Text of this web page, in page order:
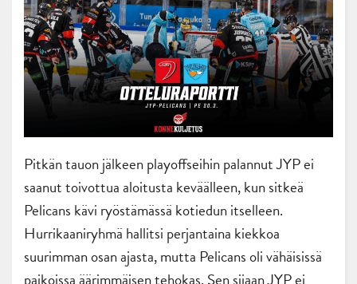
Pitkän tauon jälkeen playoffseihin palannut JYP ei
saanut toivottua aloitusta keväälleen, kun sitkeä
Pelicans kävi ryöstämässä kotiedun itselleen.
Hurrikaaniryhmä hallitsi perjantaina kiekkoa
suurimman osan ajasta, mutta Pelicans oli vähäisissä